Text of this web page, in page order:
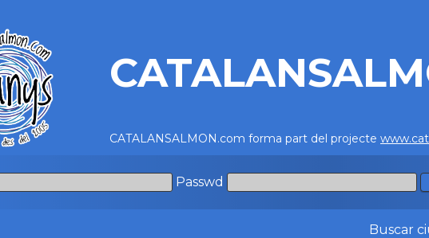
CATALANSALMON.com forma part del projecte
Passwd
Buscar